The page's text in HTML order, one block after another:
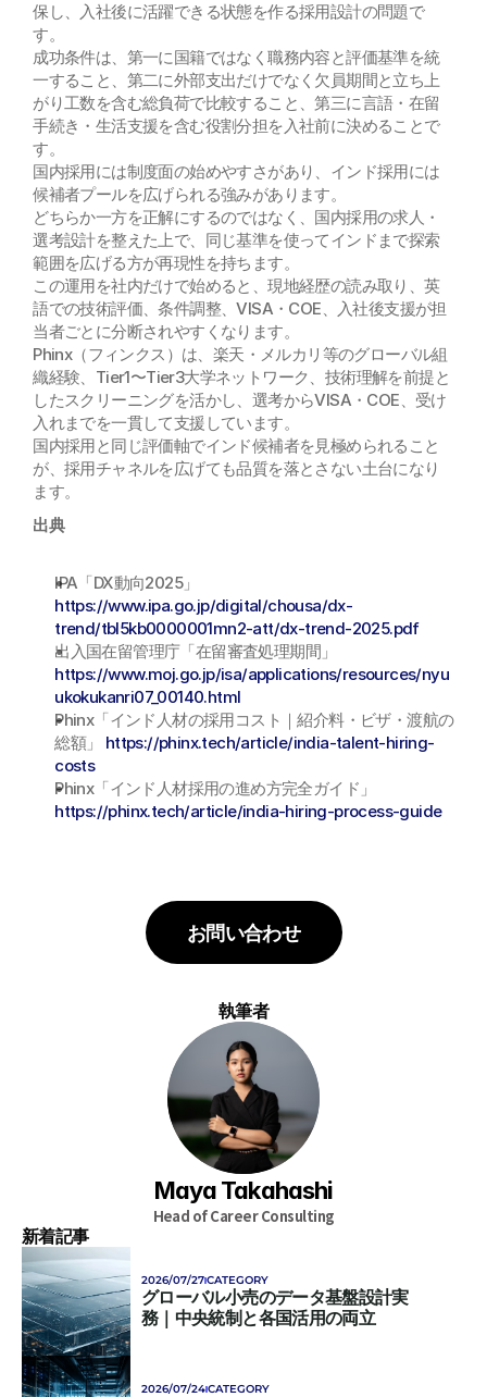
保し、入社後に活躍できる状態を作る採用設計の問題で
す。
成功条件は、第一に国籍ではなく職務内容と評価基準を統
一すること、第二に外部支出だけでなく欠員期間と立ち上
がり工数を含む総負荷で比較すること、第三に言語・在留
手続き・生活支援を含む役割分担を入社前に決めることで
す。
国内採用には制度面の始めやすさがあり、インド採用には
候補者プールを広げられる強みがあります。
どちらか一方を正解にするのではなく、国内採用の求人・
選考設計を整えた上で、同じ基準を使ってインドまで探索
範囲を広げる方が再現性を持ちます。
この運用を社内だけで始めると、現地経歴の読み取り、英
語での技術評価、条件調整、VISA・COE、入社後支援が担
当者ごとに分断されやすくなります。
Phinx（フィンクス）は、楽天・メルカリ等のグローバル組
織経験、Tier1〜Tier3大学ネットワーク、技術理解を前提と
したスクリーニングを活かし、選考からVISA・COE、受け
入れまでを一貫して支援しています。
国内採用と同じ評価軸でインド候補者を見極められること
が、採用チャネルを広げても品質を落とさない土台になり
ます。
出典
https://www.ipa.go.jp/digital/chousa/dx-
trend/tbl5kb0000001mn2-att/dx-trend-2025.pdf
https://www.moj.go.jp/isa/applications/resources/nyu
ukokukanri07_00140.html
Phinx「インド人材の採用コスト｜紹介料・ビザ・渡航の
総額」 https://phinx.tech/article/india-talent-hiring-
costs
https://phinx.tech/article/india-hiring-process-guide
お問い合わせ
執筆者
Maya Takahashi
Head of Career Consulting
新着記事
2026/07/27CATEGORY
グローバル小売のデータ基盤設計実
務｜中央統制と各国活用の両立
2026/07/24CATEGORY